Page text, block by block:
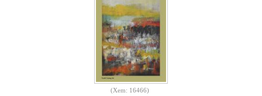
(Xem: 16466)